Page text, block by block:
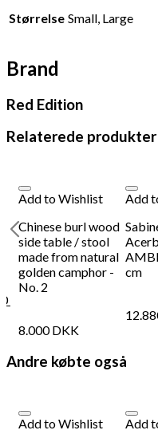
Størrelse Small, Large
Brand
Red Edition
Relaterede produkter
Add to Wishlist
Chinese burl wood
side table / stool
made from natural
golden camphor -
No. 2
8.000DKK
Add
cm
Andre købte også
Add to Wishlist
Add